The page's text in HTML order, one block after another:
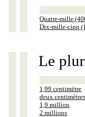
Quatre-mille
Dix-mille-cinq
Le
1,99 centimètre
deux centimètres
1,9 million
2 millions